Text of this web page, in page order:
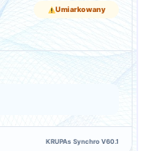
Umiarkowany
KRUPAs Synchro V60.1